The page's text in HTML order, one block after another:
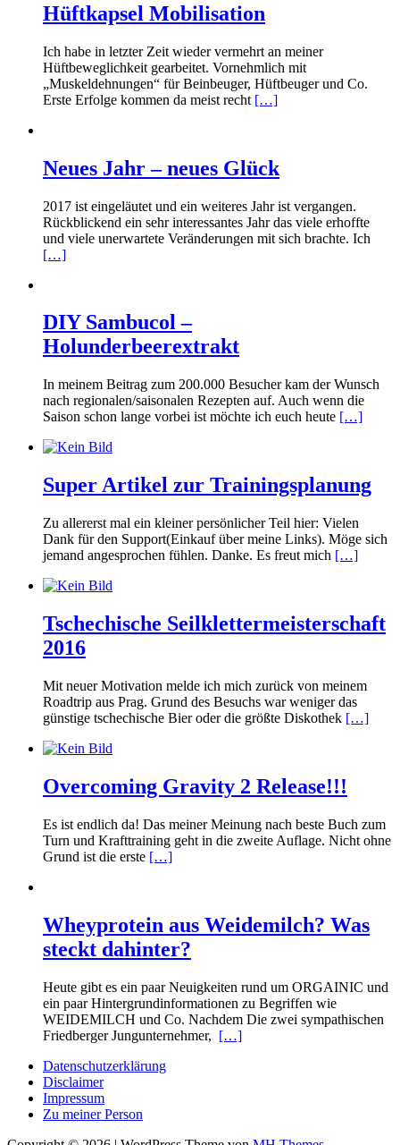
Hüftkapsel Mobilisation
Ich habe in letzter Zeit wieder vermehrt an meiner
Hüftbeweglichkeit gearbeitet. Vornehmlich mit
„Muskeldehnungen“ für Beinbeuger, Hüftbeuger und Co.
Erste Erfolge kommen da meist recht […]
Neues Jahr – neues Glück
2017 ist eingeläutet und ein weiteres Jahr ist vergangen.
Rückblickend ein sehr interessantes Jahr das viele erhoffte
und viele unerwartete Veränderungen mit sich brachte. Ich
[…]
DIY Sambucol –
Holunderbeerextrakt
In meinem Beitrag zum 200.000 Besucher kam der Wunsch
nach regionalen/saisonalen Rezepten auf. Auch wenn die
Saison schon lange vorbei ist möchte ich euch heute […]
Super Artikel zur Trainingsplanung
Zu allererst mal ein kleiner persönlicher Teil hier: Vielen
Dank für den Support(Einkauf über meine Links). Möge sich
jemand angesprochen fühlen. Danke. Es freut mich […]
Tschechische Seilklettermeisterschaft
2016
Mit neuer Motivation melde ich mich zurück von meinem
Roadtrip aus Prag. Grund des Besuchs war weniger das
günstige tschechische Bier oder die größte Diskothek […]
Overcoming Gravity 2 Release!!!
Es ist endlich da! Das meiner Meinung nach beste Buch zum
Turn und Krafttraining geht in die zweite Auflage. Nicht ohne
Grund ist die erste […]
Wheyprotein aus Weidemilch? Was
steckt dahinter?
Heute gibt es ein paar Neuigkeiten rund um ORGAINIC und
ein paar Hintergrundinformationen zu Begriffen wie
WEIDEMILCH und Co. Nachdem Die zwei sympathischen
Friedberger Jungunternehmer, […]
Datenschutzerklärung
Disclaimer
Impressum
Zu meiner Person